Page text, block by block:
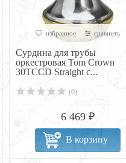
избранное сравнить
Сурдина для трубы
оркестровая Tom Crown
30TCCD Straight с...
(0)
6 469 ₽
В корзину